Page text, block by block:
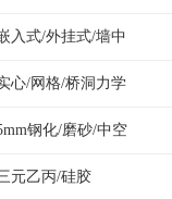
入式/外挂式/墙中
心/网格/桥洞力学
钢化/磨砂/中空
元乙丙/硅胶